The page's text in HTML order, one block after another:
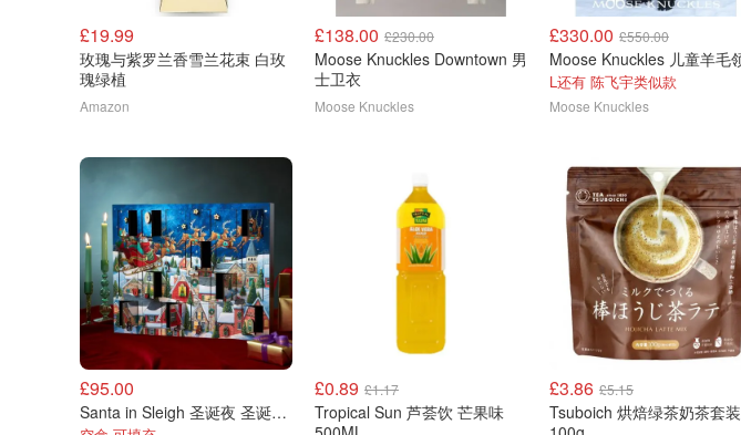
£19.99
玫瑰与紫罗兰香雪兰花束 白玫
瑰绿植
Amazon
£138.00 £230.00
Moose Knuckles Downtown 男
士卫衣
Moose Knuckles
£330.00 £550.00
L还有 陈飞宇类似款
Moose Knuckles
£95.00
Santa in Sleigh 圣诞夜 圣诞日历
£0.89 £1.17
Tropical Sun 芦荟饮 芒果味
£3.86 £5.15
Tsuboich 烘焙绿茶奶茶套装